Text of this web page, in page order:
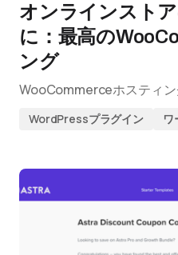
オンラインスト
に：最高の
ング
WooCommerceホスティ
WordPressプラグイン ワ